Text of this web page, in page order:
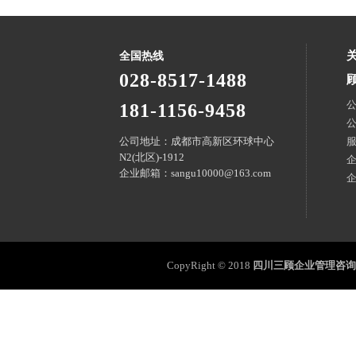
全国热线
028-8517-1488
181-1156-9458
公司地址：成都市高新区环球中心
N2(北区)-1912
企业邮箱：sangu10000@163.com
CopyRight © 2018 四川三顾企业管理咨